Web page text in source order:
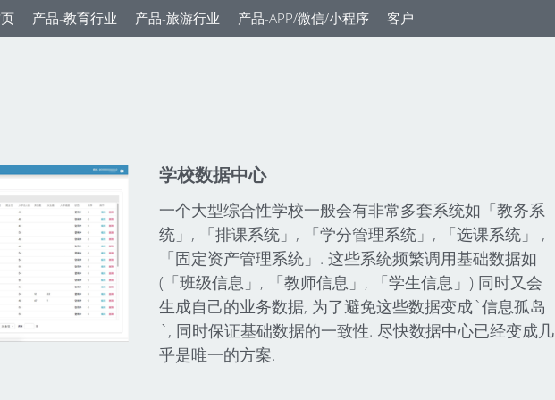
产品-教育行业 产品-旅游行业 产品-APP/微信/小程序 客户
学校数据中心
一个大型综合性学校一般会有非常多套系统如「教务系
统」, 「排课系统」, 「学分管理系统」, 「选课系统」 ,
「固定资产管理系统」. 这些系统频繁调用基础数据如
(「班级信息」, 「教师信息」, 「学生信息」) 同时又会
生成自己的业务数据, 为了避免这些数据变成`信息孤岛
`, 同时保证基础数据的一致性. 尽快数据中心已经变成几
乎是唯一的方案.